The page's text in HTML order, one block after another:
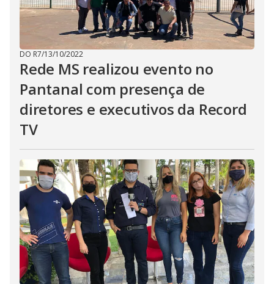
DO R7/13/10/2022
Rede MS realizou evento no
Pantanal com presença de
diretores e executivos da Record
TV